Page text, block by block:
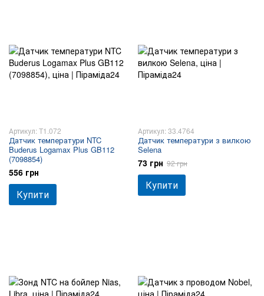
Артикул: T1.072
Датчик температури NTC
Buderus Logamax Plus GB112
(7098854)
556 грн
Купити
Артикул: 33.4764
Датчик температури з вилкою
Selena
73 грн 92 грн
Купити